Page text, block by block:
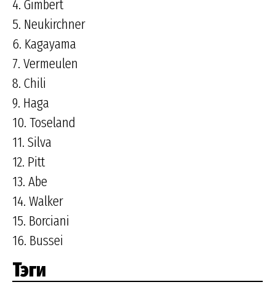
4. Gimbert
5. Neukirchner
6. Kagayama
7. Vermeulen
8. Chili
9. Haga
10. Toseland
11. Silva
12. Pitt
13. Abe
14. Walker
15. Borciani
16. Bussei
Тэги